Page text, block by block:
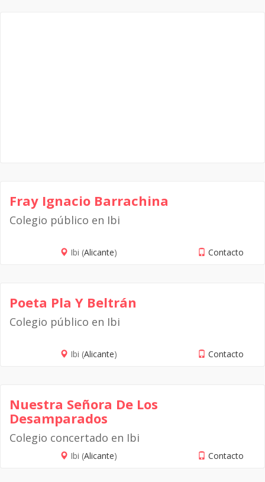
Fray Ignacio Barrachina
Colegio público en Ibi
Ibi (Alicante) Contacto
Poeta Pla Y Beltrán
Colegio público en Ibi
Ibi (Alicante) Contacto
Nuestra Señora De Los
Desamparados
Colegio concertado en Ibi
Ibi (Alicante) Contacto